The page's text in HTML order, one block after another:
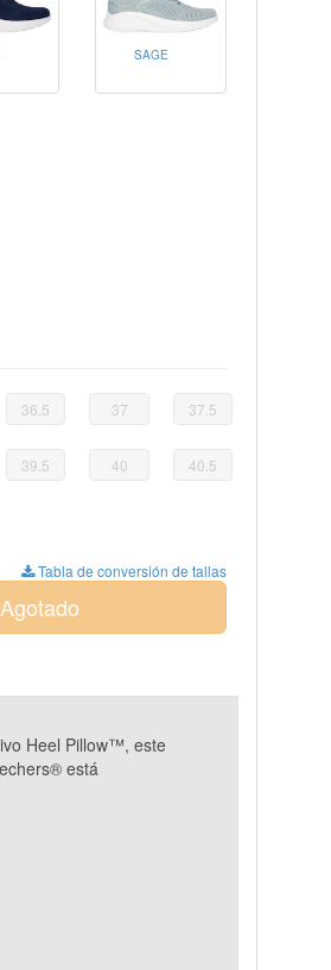
SAGE
36.5 37 37.5
39.5 40 40.5
Tabla de conversión de tallas
Heel Pillow™, este
está